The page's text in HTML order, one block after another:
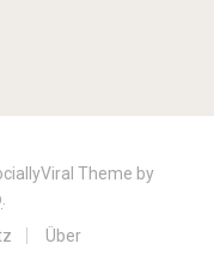
Theme by
.
Über